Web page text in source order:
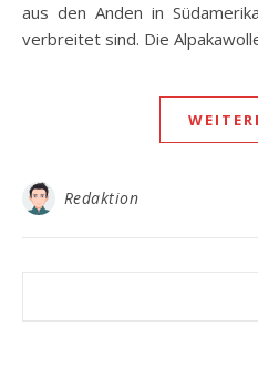
aus den Anden in
verbreitet sind. Die
Redaktion